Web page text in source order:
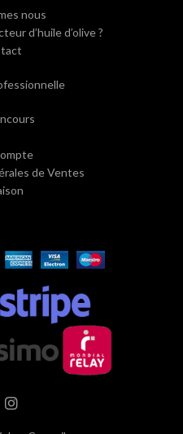
nous
d’huile d’olive ?
de Ventes